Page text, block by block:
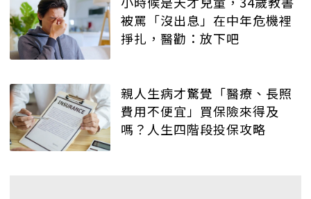
被罵「沒出息」在中年危機裡
掙扎，醫勸：放下吧
親人生病才驚覺「醫療、長照
費用不便宜」買保險來得及
嗎？人生四階段投保攻略